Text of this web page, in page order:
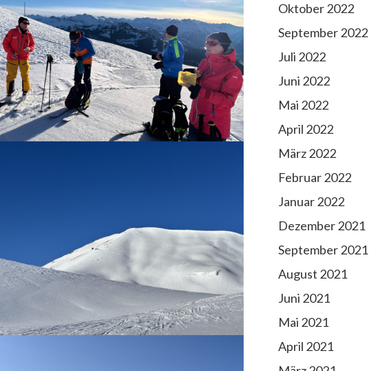
Oktober 2022
September 2022
Juli 2022
Juni 2022
Mai 2022
April 2022
März 2022
Februar 2022
Januar 2022
Dezember 2021
September 2021
August 2021
Juni 2021
Mai 2021
April 2021